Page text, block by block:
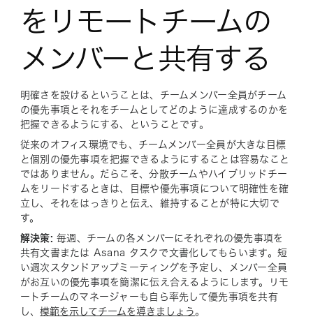
をリモートチームの
メンバーと共有する
明確さを設けるということは、チームメンバー全員がチーム
の優先事項とそれをチームとしてどのように達成するのかを
把握できるようにする、ということです。
従来のオフィス環境でも、チームメンバー全員が大きな目標
と個別の優先事項を把握できるようにすることは容易なこと
ではありません。だらこそ、分散チームやハイブリッドチー
ムをリードするときは、目標や優先事項について明確性を確
立し、それをはっきりと伝え、維持することが特に大切で
す。
解決策: 毎週、チームの各メンバーにそれぞれの優先事項を
共有文書または Asana タスクで文書化してもらいます。短
い週次スタンドアップミーティングを予定し、メンバー全員
がお互いの優先事項を簡潔に伝え合えるようにします。リモ
ートチームのマネージャーも自ら率先して優先事項を共有
し、模範を示してチームを導きましょう 。